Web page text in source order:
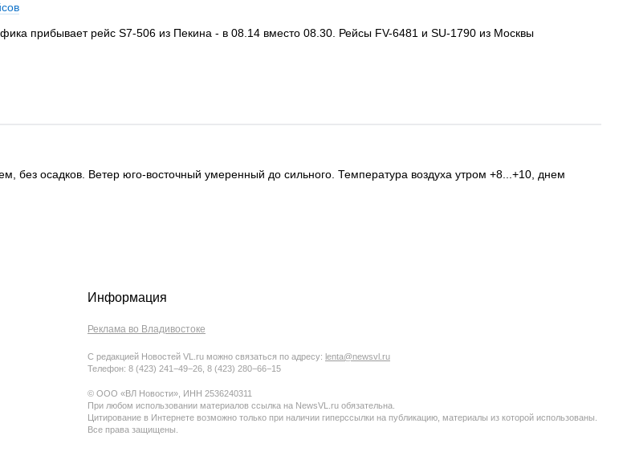
прибывает рейс S7-506 из Пекина - в 08.14 вместо 08.30. Рейсы FV-6481 и SU-1790 из Москвы
без осадков. Ветер юго-восточный умеренный до сильного. Температура воздуха утром +8...+10, днем
Информация
Реклама во Владивостоке
С редакцией Новостей VL.ru можно связаться по адресу: lenta@newsvl.ru
Телефон: 8 (423) 241−49−26, 8 (423) 280−66−15
© ООО «ВЛ Новости», ИНН 2536240311
При любом использовании материалов ссылка на NewsVL.ru обязательна.
Цитирование в Интернете возможно только при наличии гиперссылки на публикацию, материалы из которой использованы.
Все права защищены.